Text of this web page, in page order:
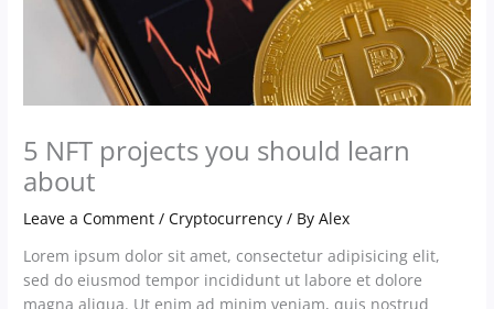
5 NFT projects you should learn
about
Leave a Comment /Cryptocurrency / ByAlex
Lorem ipsum dolor sit amet, consectetur adipisicing elit,
sed do eiusmod tempor incididunt ut labore et dolore
magna aliqua. Ut enim ad minim veniam, quis nostrud